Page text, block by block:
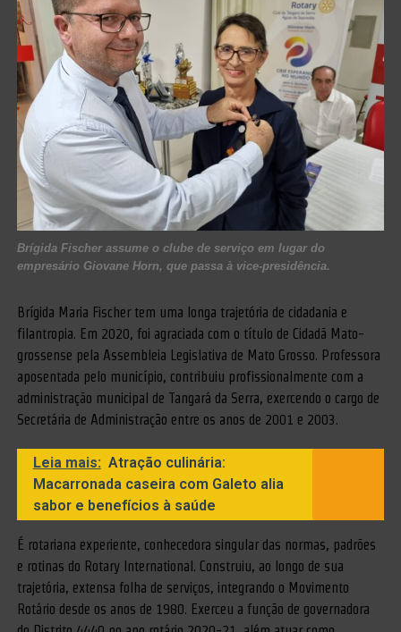
Brígida Fischer assume o clube de serviço em lugar do
empresário Giovane Horn, que passa à vice-presidência.
Brígida Maria Fischer tem uma longa trajetória de cidadania e
filantropia. Em 2020, foi agraciada com o título de Cidadã Mato-
grossense pela Assembleia Legislativa de Mato Grosso. Professora
aposentada pelo município, contribuiu profissionalmente com a
administração municipal de Tangará da Serra, exercendo o cargo de
Secretária de Administração entre os anos de 2001 e 2003.
Leia mais: Atração culinária:
Macarronada caseira com Galeto alia
sabor e benefícios à saúde
É rotariana experiente, conhecedora singular das normas, padrões
e rotinas do Rotary International. Construiu, ao longo de sua
trajetória, extensa folha de serviços, integrando o Movimento
Rotário desde os anos de 1980. Exerceu a função de governadora